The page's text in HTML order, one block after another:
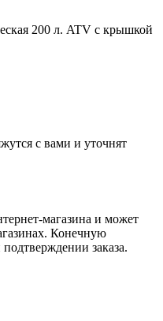
200 л. ATV с крышкой
с вами и уточнят
магазина и может
Конечную
заказа.